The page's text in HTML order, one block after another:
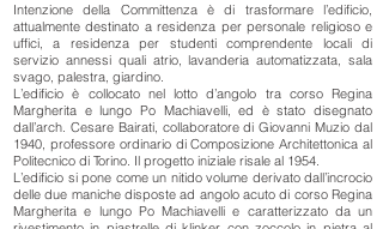
Intenzione della Committenza è di trasformare l’edificio,
attualmente destinato a residenza per personale religioso e
uffici, a residenza per studenti comprendente locali di
servizio annessi quali atrio, lavanderia automatizzata, sala
svago, palestra, giardino.
L’edificio è collocato nel lotto d’angolo tra corso Regina
Margherita e lungo Po Machiavelli, ed è stato disegnato
dall’arch. Cesare Bairati, collaboratore di Giovanni Muzio dal
1940, professore ordinario di Composizione Architettonica al
Politecnico di Torino. Il progetto iniziale risale al 1954.
L’edificio si pone come un nitido volume derivato dall’incrocio
delle due maniche disposte ad angolo acuto di corso Regina
Margherita e lungo Po Machiavelli e caratterizzato da un